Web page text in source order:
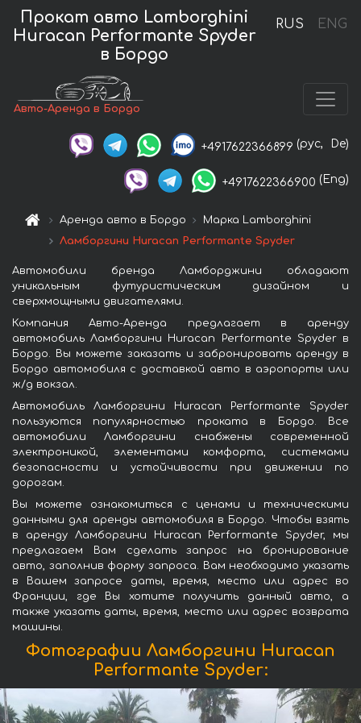
RUS ENG
Прокат авто Lamborghini
Huracan Performante Spyder
в Бордо
Авто-Аренда в Бордо
+4917622366899 (рус, De)
+4917622366900 (Eng)
Аренда авто в Бордо
Марка Lamborghini
Ламборгини Huracan Performante Spyder
Автомобили бренда Ламборджини обладают
уникальным футуристическим дизайном и
сверхмощными двигателями.
Компания Авто-Аренда предлагает в аренду
автомобиль Ламборгини Huracan Performante Spyder в
Бордо. Вы можете заказать и забронировать аренду в
Бордо автомобиля с доставкой авто в аэропорты или
ж/д вокзал.
Автомобиль Ламборгини Huracan Performante Spyder
пользуются популярностью проката в Бордо. Все
автомобили Ламборгини снабжены современной
электроникой, элементами комфорта, системами
безопасности и устойчивости при движении по
дорогам.
Вы можете ознакомиться с ценами и техническими
данными для аренды автомобиля в Бордо. Чтобы взять
в аренду Ламборгини Huracan Performante Spyder, мы
предлагаем Вам сделать запрос на бронирование
авто, заполнив форму запроса. Вам необходимо указать
в Вашем запросе даты, время, место или адрес во
Франции, где Вы хотите получить данный авто, а
также указать даты, время, место или адрес возврата
машины.
Фотографии Ламборгини Huracan
Performante Spyder: